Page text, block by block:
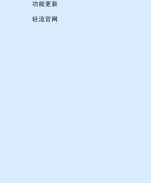
功能更新
轻流官网